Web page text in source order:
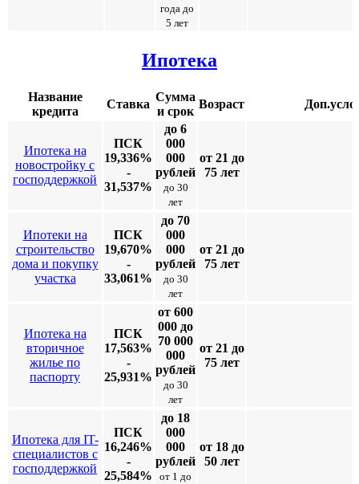
года до
5 лет
Ипотека
Название
кредита
Ставка
Сумма
и срок
Возраст
Ипотека на
новостройку с
господдержкой
ПСК
19,336%
-
31,537%
до 6
000
000
рублей
до 30
лет
от 21 до
75 лет
Ипотеки на
строительство
дома и покупку
участка
ПСК
19,670%
-
33,061%
до 70
000
000
рублей
до 30
лет
от 21 до
75 лет
Ипотека на
вторичное
жилье по
паспорту
ПСК
17,563%
-
25,931%
от 600
000 до
70 000
000
рублей
до 30
лет
от 21 до
75 лет
Ипотека для IT-
специалистов с
господдержкой
ПСК
16,246%
-
25,584%
до 18
000
000
рублей
от 1 до
от 18 до
50 лет